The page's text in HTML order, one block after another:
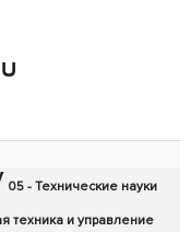
05 - Технические науки
техника и управление